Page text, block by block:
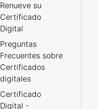
Renueve su
Certificado
Digital
Preguntas
Frecuentes sobre
Certificados
digitales
Certificado
Digital -